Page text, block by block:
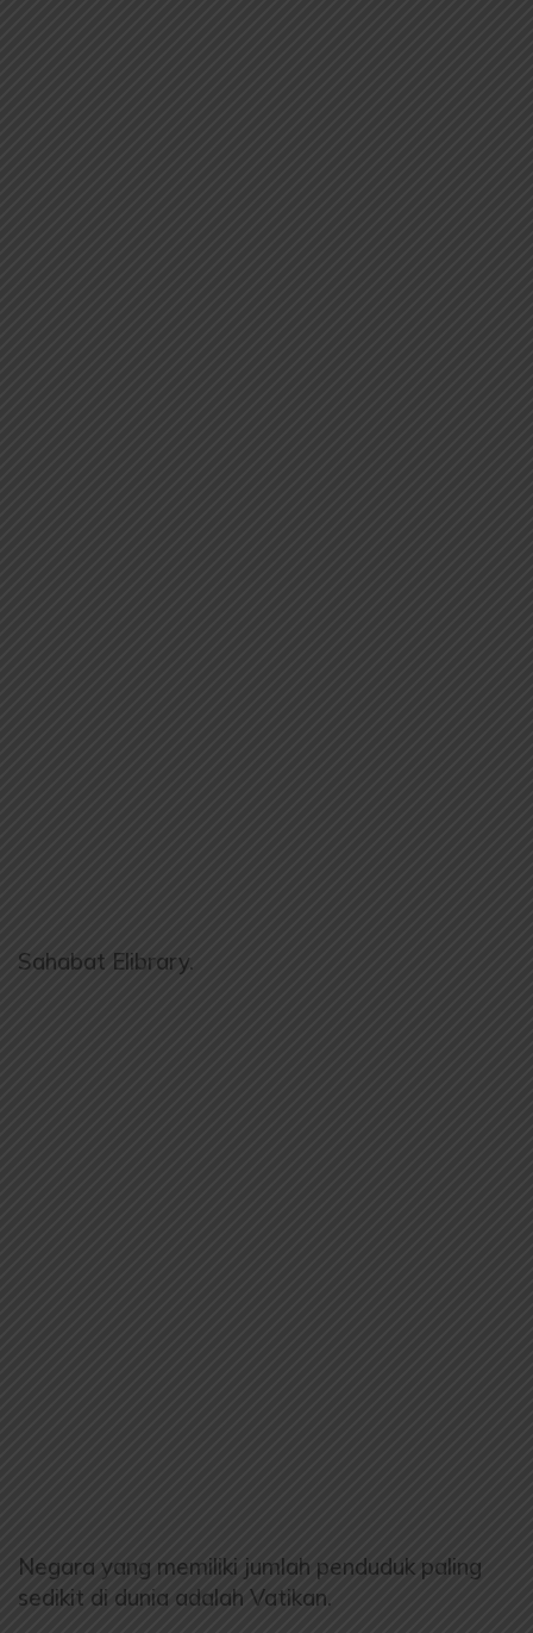
Sahabat Elibrary.
Negara yang memiliki jumlah penduduk paling
sedikit di dunia adalah Vatikan.